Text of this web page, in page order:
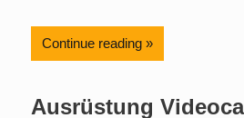
Continue reading
Ausrüstung